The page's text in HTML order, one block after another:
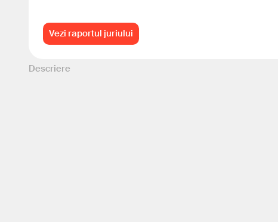
Vezi raportul juriului
Descriere